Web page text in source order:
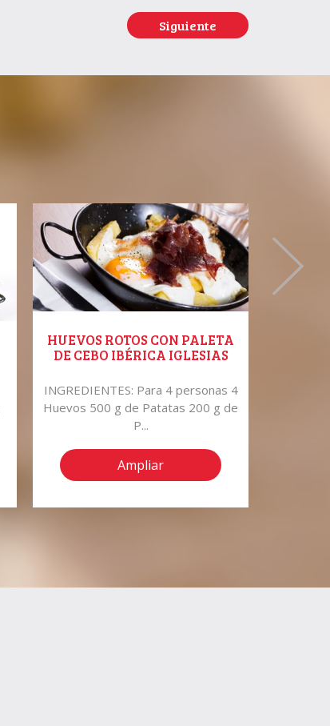
Siguiente
HUEVOS ROTOS CON PALETA
DE CEBO IBÉRICA IGLESIAS
INGREDIENTES: Para 4 personas 4
Huevos 500 g de Patatas 200 g de
P...
Ampliar